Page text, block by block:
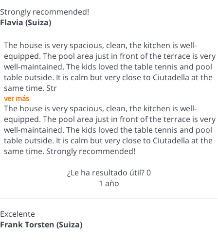
Strongly recommended!
Flavia (Suiza)
The house is very spacious, clean, the kitchen is well-
equipped. The pool area just in front of the terrace is very
well-maintained. The kids loved the table tennis and pool
table outside. It is calm but very close to Ciutadella at the
same time. Str
ver más
The house is very spacious, clean, the kitchen is well-
equipped. The pool area just in front of the terrace is very
well-maintained. The kids loved the table tennis and pool
table outside. It is calm but very close to Ciutadella at the
same time. Strongly recommended!
¿Le ha resultado útil?0
1 año
Excelente
Frank Torsten (Suiza)